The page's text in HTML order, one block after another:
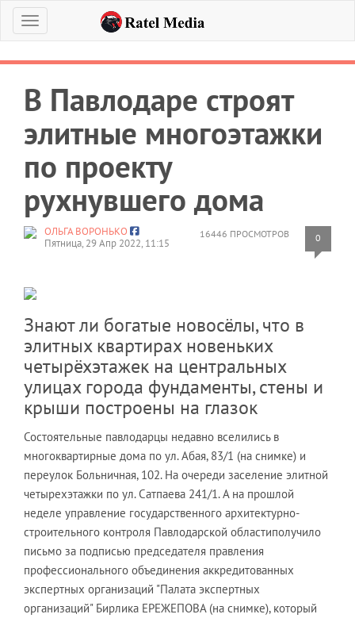
Меню
В Павлодаре строят
элитные многоэтажки
по проекту
рухнувшего дома
16446 ПРОСМОТРОВ 0
ОЛЬГА ВОРОНЬКО
Пятница, 29 Апр 2022, 11:15
Знают ли богатые новосёлы, что в
элитных квартирах новеньких
четырёхэтажек на центральных
улицах города фундаменты, стены и
крыши построены на глазок
Состоятельные павлодарцы недавно вселились в
многоквартирные дома по ул. Абая, 83/1 (на снимке) и
переулок Больничная, 102. На очереди заселение элитной
четырехэтажки по ул. Сатпаева 241/1. А на прошлой
неделе управление государственного архитектурно-
строительного контроля Павлодарской областиполучило
письмо за подписью председателя правления
профессионального объединения аккредитованных
экспертных организаций "Палата экспертных
организаций" Бирлика ЕРЕЖЕПОВА (на снимке), который